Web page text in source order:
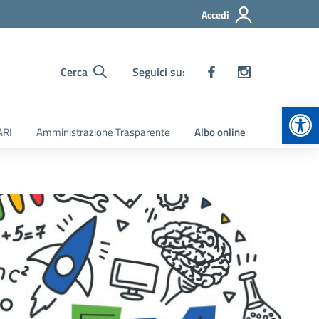
Accedi
Cerca Seguici su:
Amministrazione Trasparente Albo online